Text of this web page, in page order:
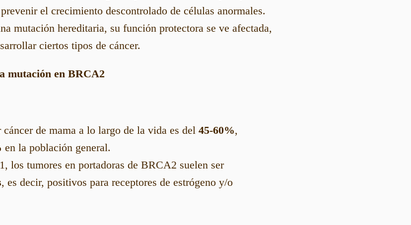
el crecimiento descontrolado de células anormales.
mutación hereditaria, su función protectora se ve afectada,
ciertos tipos de cáncer.
mutación en BRCA2
de mama a lo largo de la vida es del 45-60%,
en la población general.
los tumores en portadoras de BRCA2 suelen ser
, es decir, positivos para receptores de estrógeno y/o